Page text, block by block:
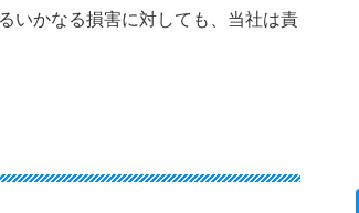
いかなる損害に対しても、当社は責